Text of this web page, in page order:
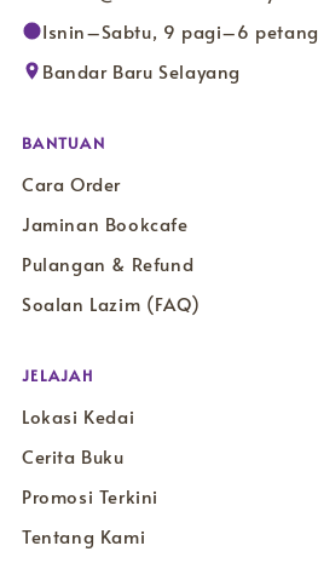
Isnin–Sabtu, 9 pagi–6 petang
Bandar Baru Selayang
BANTUAN
Cara Order
Jaminan Bookcafe
Pulangan & Refund
Soalan Lazim (FAQ)
JELAJAH
Lokasi Kedai
Cerita Buku
Promosi Terkini
Tentang Kami